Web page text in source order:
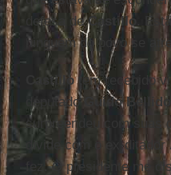
defesa deCastillo
.
ninguém do povo se
Castillotem recebido
deputadoGuido Bellido
surpreendeu com suas
divide com o ex-ditador
fez. O presidente me